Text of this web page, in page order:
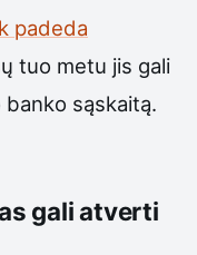
padeda
tuo metu jis gali
sąskaitą.
gali atverti